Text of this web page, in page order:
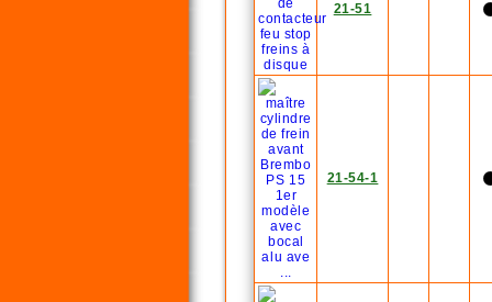
21-51
21-54-1